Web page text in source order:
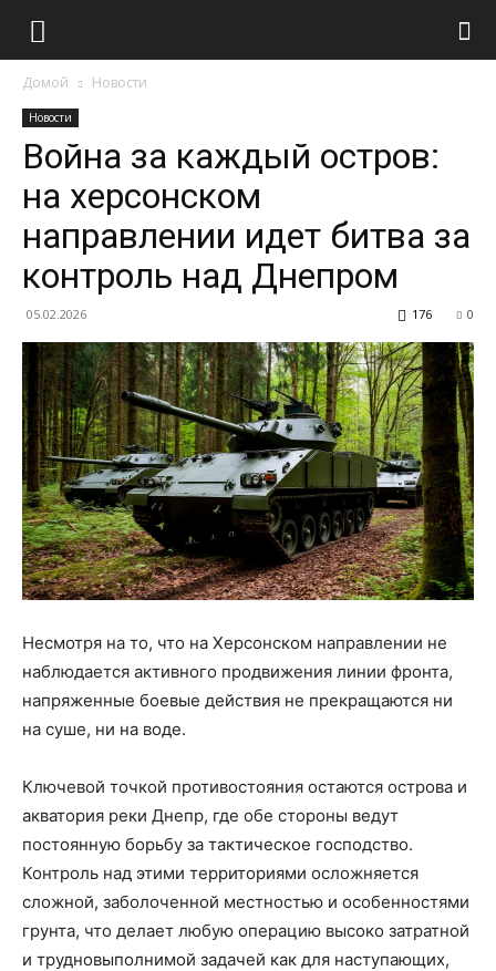
Домой Новости
Новости
Война за каждый остров:
на херсонском
направлении идет битва за
контроль над Днепром
05.02.2026 0
176
Несмотря на то, что на Херсонском направлении не
наблюдается активного продвижения линии фронта,
напряженные боевые действия не прекращаются ни
на суше, ни на воде.
Ключевой точкой противостояния остаются острова и
акватория реки Днепр, где обе стороны ведут
постоянную борьбу за тактическое господство.
Контроль над этими территориями осложняется
сложной, заболоченной местностью и особенностями
грунта, что делает любую операцию высоко затратной
и трудновыполнимой задачей как для наступающих,